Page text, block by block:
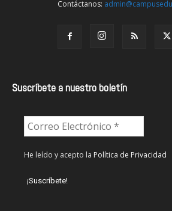
Contáctanos:
Suscríbete a nuestro boletín
He leído y acepto la Política de Privacidad